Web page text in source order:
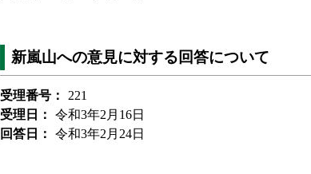
新嵐山への意見に対する回答について
受理番号：
221
受理日：
令和3年2月16日
回答日：
令和3年2月24日